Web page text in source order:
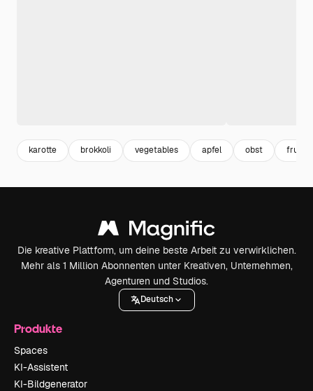
karotte brokkoli vegetables apfel obst fruits
Die kreative Plattform, um deine beste Arbeit zu verwirklichen.
Mehr als 1 Million Abonnenten unter Kreativen, Unternehmen,
Agenturen und Studios.
Deutsch
Produkte
Spaces
KI-Assistent
KI-Bildgenerator